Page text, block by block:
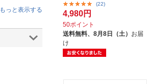
(22)
4,980円
50ポイント
送料無料、 8月8日（土） お届
け
もっと表示する